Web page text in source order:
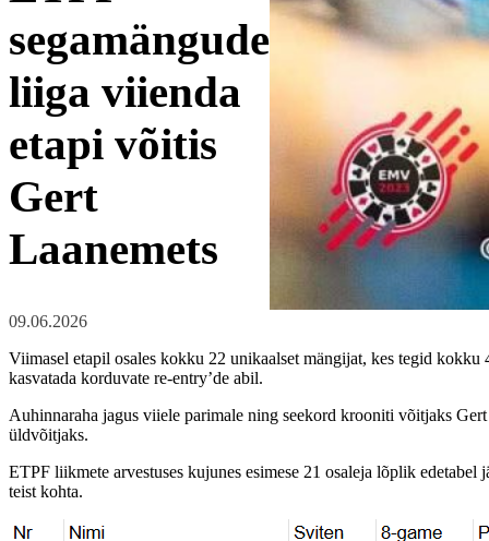
segamängude
liiga viienda
etapi võitis
Gert
Laanemets
09.06.2026
Viimasel etapil osales kokku 22 unikaalset mängijat, kes tegid
kasvatada korduvate re-entry’de abil.
Auhinnaraha jagus viiele parimale ning seekord krooniti võitjaks
üldvõitjaks.
ETPF liikmete arvestuses kujunes esimese 21 osaleja lõplik
teist kohta.